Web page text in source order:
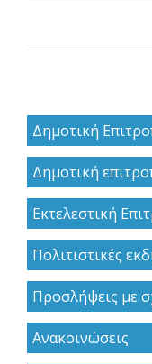
Δημοτική
Δημοτική
Εκτελεστική
Πολιτιστικές
Προσλήψεις με
Ανακoινώσεις